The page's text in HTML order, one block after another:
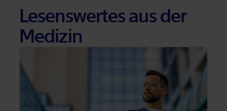
Le­sens­wer­tes aus der
Me­di­zin